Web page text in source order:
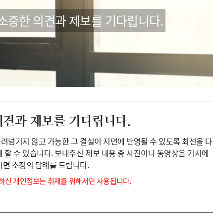
중한 의견과 제보를 기다립니다.
과 제보를 기다립니다.
넘기지 않고 가능한 그 결실이 지면에 반영될 수 있도록 최선을 다
수 있습니다. 보내주신 제보 내용 중 사진이나 동영상은 기사에
소정의 답례를 드립니다.
개인정보는 취재를 위해서만 사용됩니다.